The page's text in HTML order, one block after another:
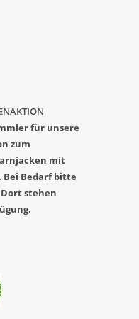
für unsere
zum
mit
Bei Bedarf bitte
stehen